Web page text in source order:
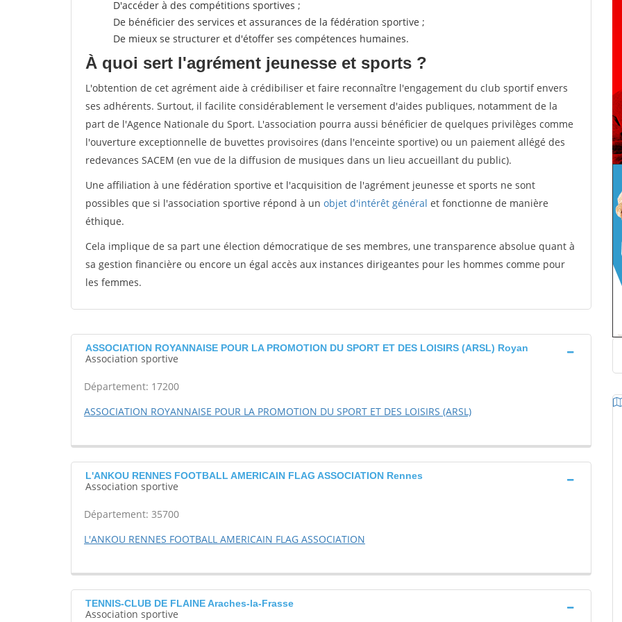
D'accéder à des compétitions sportives ;
De bénéficier des services et assurances de la fédération sportive ;
De mieux se structurer et d'étoffer ses compétences humaines.
À quoi sert l'agrément jeunesse et sports ?
L'obtention de cet agrément aide à crédibiliser et faire reconnaître l'engagement du club sportif envers
ses adhérents. Surtout, il facilite considérablement le versement d'aides publiques, notamment de la
part de l'Agence Nationale du Sport. L'association pourra aussi bénéficier de quelques privilèges comme
l'ouverture exceptionnelle de buvettes provisoires (dans l'enceinte sportive) ou un paiement allégé des
redevances SACEM (en vue de la diffusion de musiques dans un lieu accueillant du public).
Une affiliation à une fédération sportive et l'acquisition de l'agrément jeunesse et sports ne sont
possibles que si l'association sportive répond à un objet d'intérêt général et fonctionne de manière
éthique.
Cela implique de sa part une élection démocratique de ses membres, une transparence absolue quant à
sa gestion financière ou encore un égal accès aux instances dirigeantes pour les hommes comme pour
les femmes.
ASSOCIATION ROYANNAISE POUR LA PROMOTION DU SPORT ET DES LOISIRS (ARSL) Royan
Association sportive
Département: 17200
ASSOCIATION ROYANNAISE POUR LA PROMOTION DU SPORT ET DES LOISIRS (ARSL)
L'ANKOU RENNES FOOTBALL AMERICAIN FLAG ASSOCIATION Rennes
Association sportive
Département: 35700
L'ANKOU RENNES FOOTBALL AMERICAIN FLAG ASSOCIATION
TENNIS-CLUB DE FLAINE Araches-la-Frasse
Association sportive